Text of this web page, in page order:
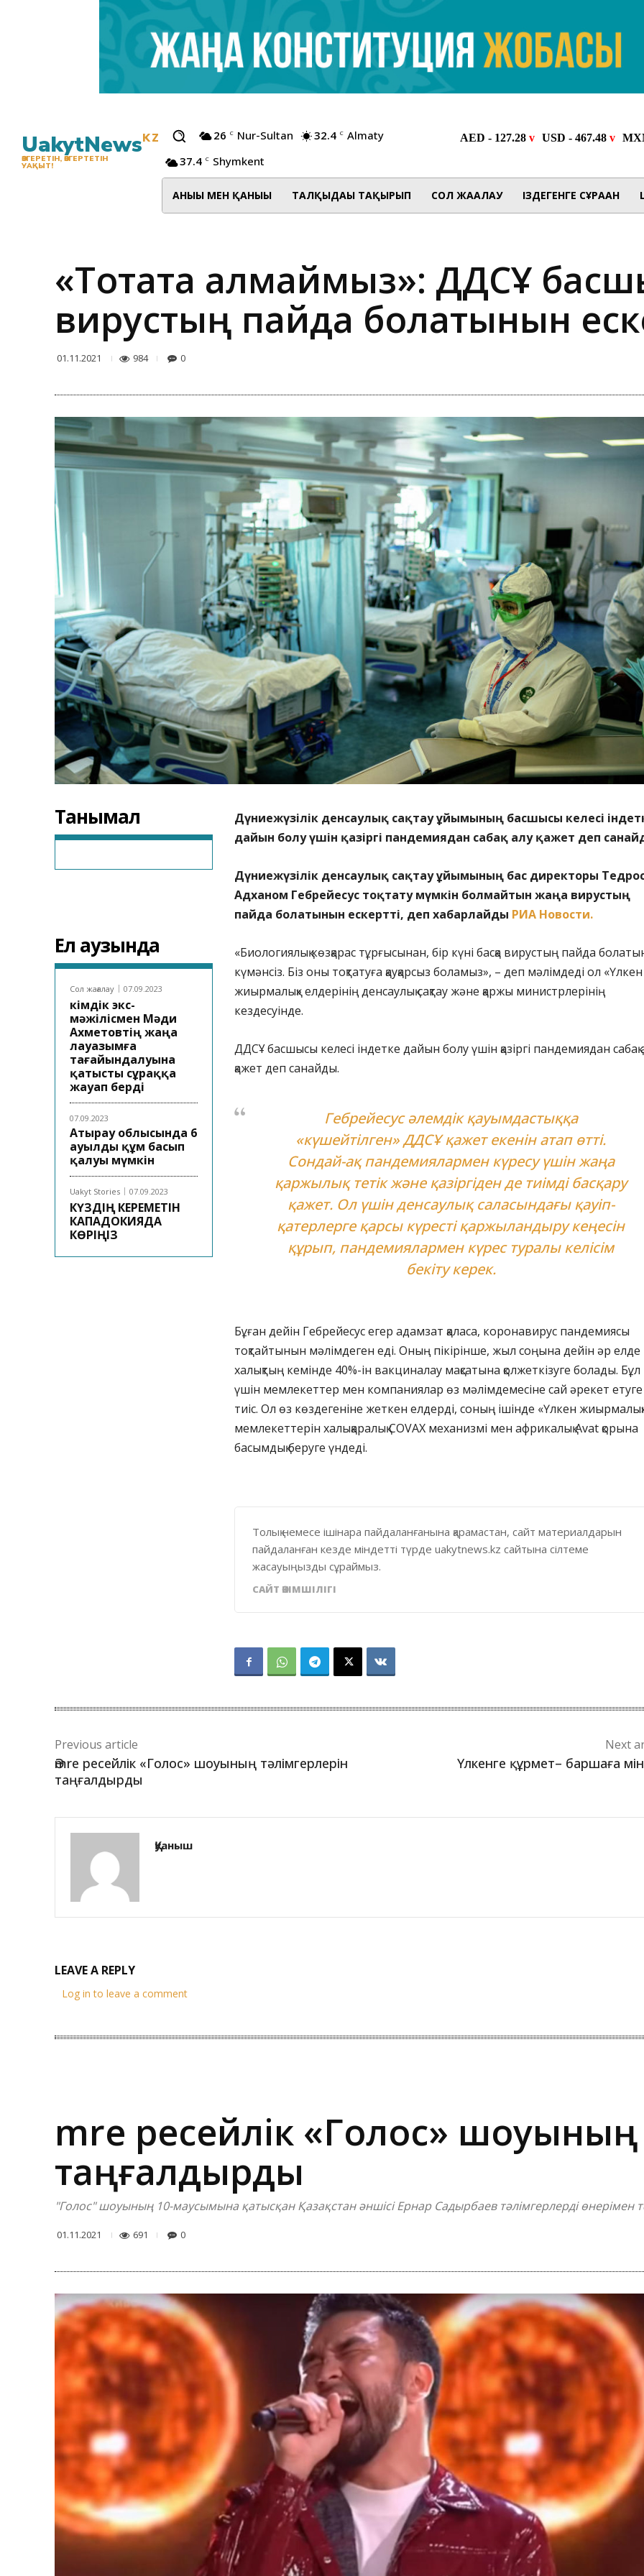
UakytNewsKZ
ӨЗГЕРЕТІН, ӨЗГЕРТЕТІН
УАҚЫТ!
26 C Nur-Sultan 32.4 C Almaty
37.4 C Shymkent
АНЫҒЫ МЕН ҚАНЫҒЫ ТАЛҚЫДАҒЫ ТАҚЫРЫП СОЛ ЖАҒАЛАУ ІЗДЕГЕНГЕ СҰРАҒАН
«Тоқтата алмаймыз»: ДДСҰ
вирустың пайда болатынын
01.11.2021 984 0
Танымал
Ел аузында
Сол жағалау 07.09.2023
Әкімдік экс-
мәжілісмен Мәди
Ахметовтің жаңа
лауазымға
тағайындалуына
қатысты сұраққа
жауап берді
07.09.2023
Атырау облысында 6
ауылды құм басып
қалуы мүмкін
Uakyt Stories 07.09.2023
КҮЗДІҢ КЕРЕМЕТІН
КАПАДОКИЯДА
КӨРІҢІЗ
Дүниежүзілік денсаулық сақтау ұйымының басшысы келесі
дайын болу үшін қазіргі пандемиядан сабақ алу қажет деп
Дүниежүзілік денсаулық сақтау ұйымының бас директоры
Адханом Гебрейесус тоқтату мүмкін болмайтын жаңа вирустың
пайда болатынын ескертті, деп хабарлайды РИА Новости.
«Биологиялық көзқарас тұрғысынан, бір күні басқа вирустың пайда
күмәнсіз. Біз оны тоқтатуға қауқарсыз боламыз», – деп мәлімдеді ол «Үлкен
жиырмалық» елдерінің денсаулық сақтау және қаржы министрлерінің
кездесуінде.
ДДСҰ басшысы келесі індетке дайын болу үшін қазіргі пандемиядан сабақ
қажет деп санайды.
Гебрейесус әлемдік қауымдастыққа
«күшейтілген» ДДСҰ қажет екенін атап өтті.
Сондай-ақ пандемиялармен күресу үшін жаңа
қаржылық тетік және қазіргіден де тиімді басқару
қажет. Ол үшін денсаулық саласындағы қауіп-
қатерлерге қарсы күресті қаржыландыру кеңесін
құрып, пандемиялармен күрес туралы келісім
бекіту керек.
Бұған дейін Гебрейесус егер адамзат қаласа, коронавирус пандемиясы
тоқтайтынын мәлімдеген еді. Оның пікірінше, жыл соңына дейін әр елде
халықтың кемінде 40%-ін вакциналау мақсатына қолжеткізуге болады. Бұл
үшін мемлекеттер мен компаниялар өз мәлімдемесіне сай әрекет етуге
тиіс. Ол өз көздегеніне жеткен елдерді, соның ішінде «Үлкен
мемлекеттерін халықаралық COVAX механизмі мен африкалық Avat қорына
басымдық беруге үндеді.
Толық немесе ішінара пайдаланғанына қарамастан, сайт материалдарын
пайдаланған кезде міндетті түрде uakytnews.kz сайтына сілтеме
жасауыңызды сұраймыз.
САЙТ ӘКІМШІЛІГІ
Previous article
Әmre ресейлік «Голос» шоуының тәлімгерлерін
таңғалдырды
Next
Үлкенге құрмет– баршаға
Қуаныш
LEAVE A REPLY
Log in to leave a comment